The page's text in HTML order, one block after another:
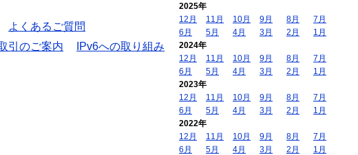
よくあるご質問
引のご案内
IPv6への取り組み
2025年
12月
11月 10月 9月 8月
7月
6月
5月 4月 3月 2月
1月
2024年
12月
11月 10月 9月 8月
7月
6月
5月 4月 3月 2月
1月
2023年
12月
11月 10月 9月 8月
7月
6月
5月 4月 3月 2月
1月
2022年
12月
11月 10月 9月 8月
7月
6月
5月 4月 3月 2月
1月